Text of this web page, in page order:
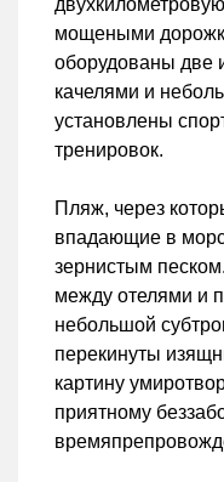
мощеными
оборудованы две
качелями и
установлены
тренировок.
Пляж, через
впадающие в
зернистым
между отелями и
небольшой
перекинуты
картину
приятному